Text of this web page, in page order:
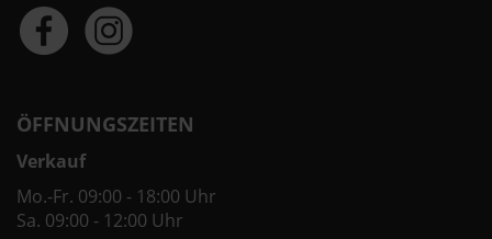
ÖFFNUNGSZEITEN
Verkauf
Mo.-Fr. 09:00 - 18:00 Uhr
Sa. 09:00 - 12:00 Uhr